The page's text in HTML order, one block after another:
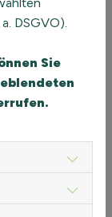
Zum
DSGVO).
Sie